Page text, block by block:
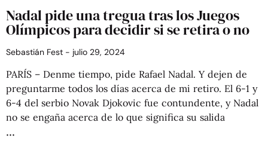
Nadal pide una tregua tras los Juegos
Olímpicos para decidir si se retira o no
Sebastián Fest julio 29, 2024
PARÍS – Denme tiempo, pide Rafael Nadal. Y dejen de
preguntarme todos los días acerca de mi retiro. El 6-1 y
6-4 del serbio Novak Djokovic fue contundente, y Nadal
no se engaña acerca de lo que significa su salida